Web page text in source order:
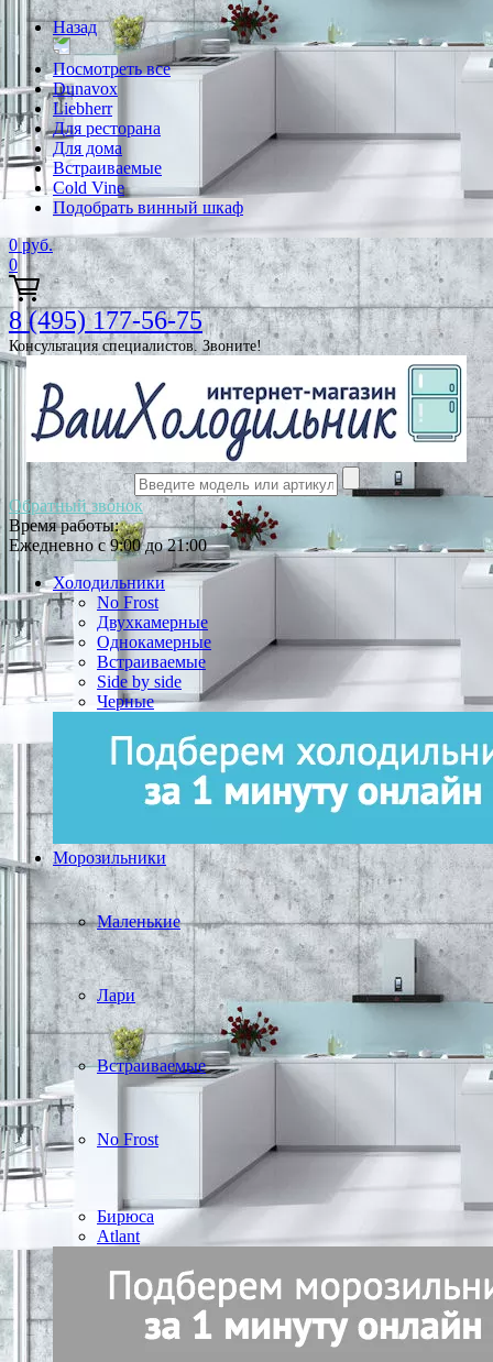
Назад
Посмотреть все
Dunavox
Liebherr
Для ресторана
Для дома
Встраиваемые
Cold Vine
Подобрать винный шкаф
0 руб.
0
8 (495) 177-56-75
Консультация специалистов. Звоните!
Обратный звонок
Время работы:
Ежедневно с 9:00 до 21:00
Холодильники
No Frost
Двухкамерные
Однокамерные
Встраиваемые
Side by side
Черные
Морозильники
Маленькие
Лари
Встраиваемые
No Frost
Бирюса
Atlant